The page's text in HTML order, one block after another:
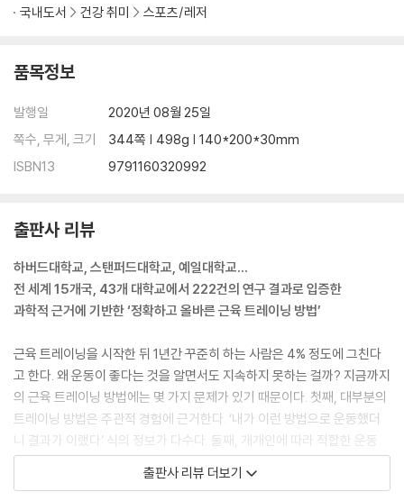
근육 트레이닝을 지속해야 하는 이유 1: 질병에 강한 몸을 만든다
근육 트레이닝을 지속해야 하는 이유 2: 수면의 질을 높인다
근육 트레이닝을 지속해야 하는 이유 3: 마음을 건강하게 만든다
근육 트레이닝을 지속하는 기술 1: 의지력을 관리하라!
근육 트레이닝을 지속하는 기술 2: 마시멜로 실험을 응용하자!
마치는 글
참고문헌
국내도서
건강 취미 스포츠/레저
품목정보
발행일
2020년 08월 25일
쪽수, 무게, 크기
344쪽 | 498g | 140*200*30mm
ISBN13
9791160320992
출판사 리뷰
하버드대학교, 스탠퍼드대학교, 예일대학교…
전 세계 15개국, 43개 대학교에서 222건의 연구 결과로 입증한
과학적 근거에 기반한 ‘정확하고 올바른 근육 트레이닝 방법’
근육 트레이닝을 시작한 뒤 1년간 꾸준히 하는 사람은 4% 정도에 그친다
고 한다. 왜 운동이 좋다는 것을 알면서도 지속하지 못하는 걸까? 지금까지
의 근육 트레이닝 방법에는 몇 가지 문제가 있기 때문이다. 첫째, 대부분의
트레이닝 방법은 주관적 경험에 근거한다. ‘내가 이런 방법으로 운동했더
니 결과가 이랬다’ 식의 정보가 다수다. 둘째, 개개인에 따라 적합한 운동
방법이 다르다. 자신에게 어떤 트레이닝이 효과적인지 대다수는 모르고 있
다. 셋째, 트레이닝 효과를 극대화시키는 데 대한 정보가 너무나 많다. 올바
출판사 리뷰 더보기